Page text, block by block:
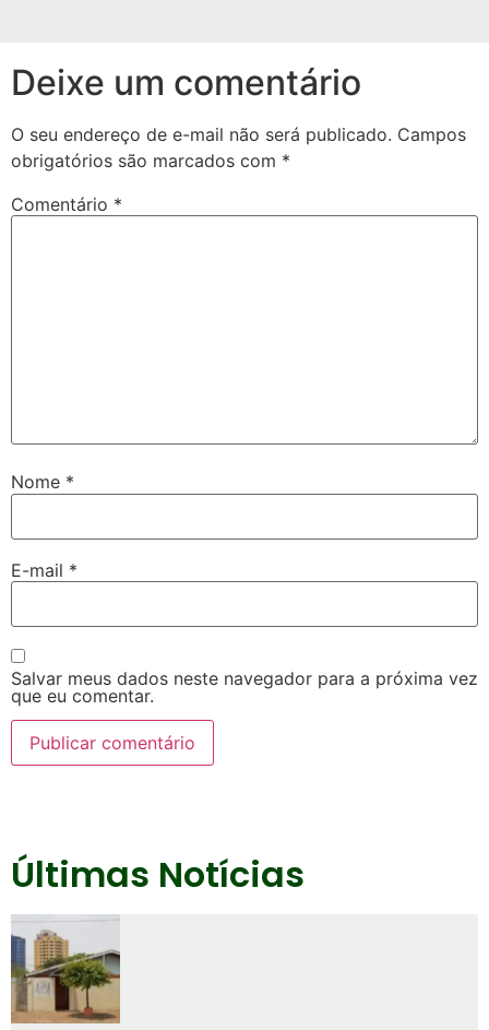
Deixe um comentário
O seu endereço de e-mail não será publicado. Campos
obrigatórios são marcados com *
Comentário *
Nome *
E-mail *
Salvar meus dados neste navegador para a próxima vez
que eu comentar.
Últimas Notícias